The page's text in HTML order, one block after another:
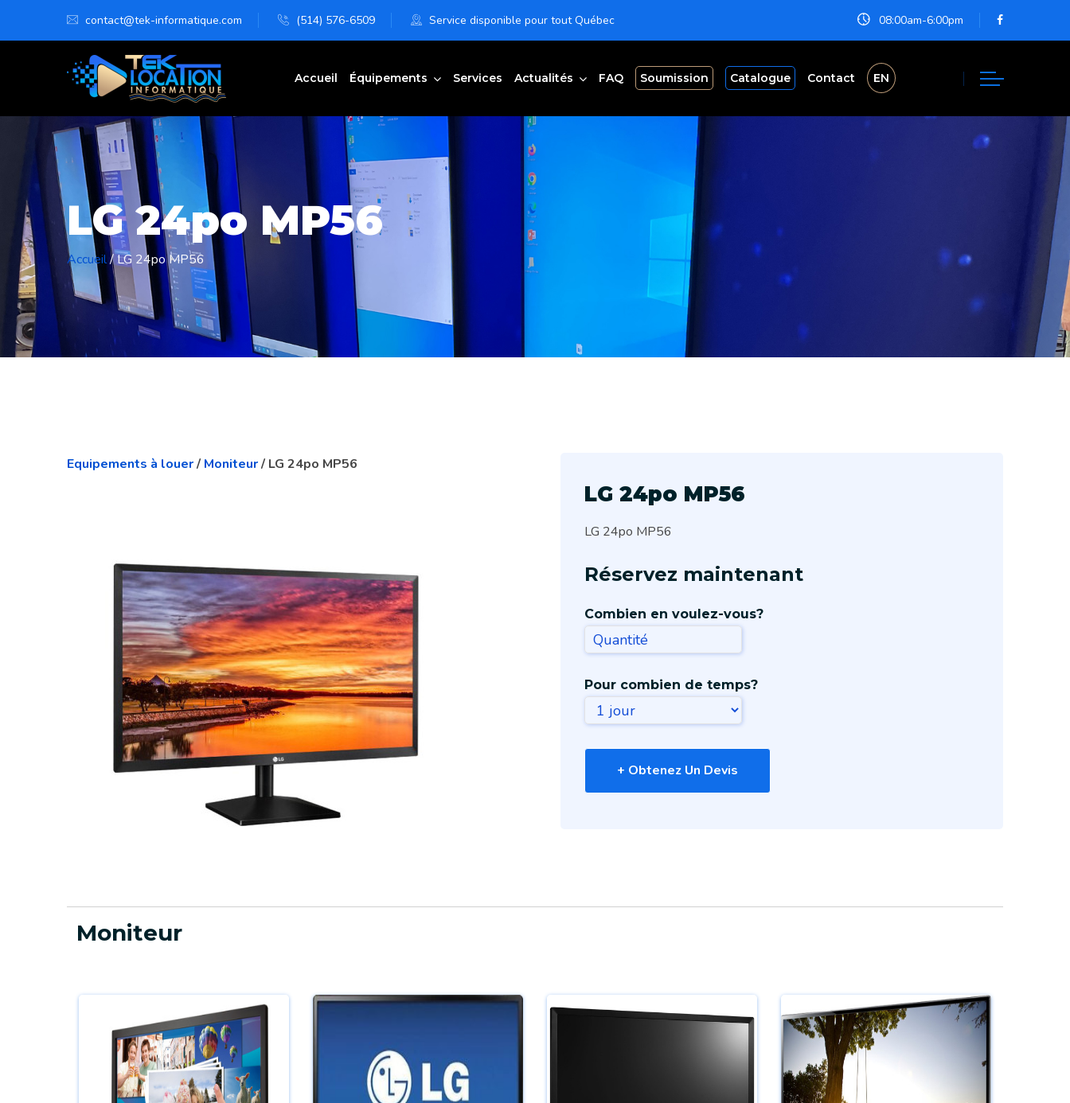
contact@tek-informatique.com (514) 576-6509 Service disponible pour tout Québec 08:00am-6:00pm
Accueil Équipements Services Actualités FAQ Soumission Catalogue Contact EN
LG 24po MP56
Accueil/LG 24po MP56
Equipements à louer/ Moniteur/ LG 24po MP56
LG 24po MP56
LG 24po MP56
Réservez maintenant
Combien en voulez-vous?
Pour combien de temps?
Moniteur